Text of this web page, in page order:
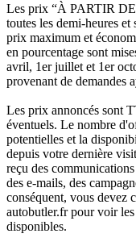
Les prix “À PARTIR
toutes les demi-heures
prix maximum et
en pourcentage sont
avril, 1er juillet et 1er
provenant de demandes
Les prix annoncés sont
éventuels. Le nombre
potentielles et la
depuis votre dernière
reçu des
des e-mails, des
conséquent, vous devez
autobutler.fr pour voir
disponibles.